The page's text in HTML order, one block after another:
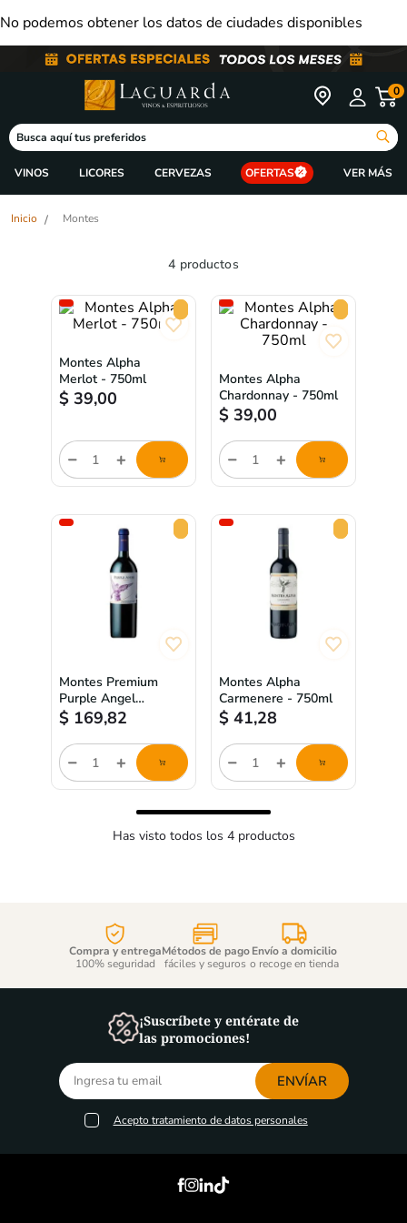
No podemos obtener los datos de ciudades disponibles
0
Busca aquí tus preferidos
VINOS LICORES CERVEZAS OFERTAS
Montes
4 productos
ORDENAR POR
Montes Alpha
Merlot - 750ml
$ 39,00
store/product-
list.quantityStepper.label
Montes Alpha
Chardonnay - 750ml
$ 39,00
store/product-
list.quantityStepper.label
Montes Premium
Purple Angel
Carmenere - 750ml
$ 169,82
store/product-
list.quantityStepper.label
Montes Alpha
Carmenere - 750ml
$ 41,28
store/product-
list.quantityStepper.label
Has visto todos los 4productos
Compra y entrega
100% seguridad
Métodos de pago
fáciles y seguros
Envío a domicilio
o recoge en tienda
¡Suscríbete y entérate de
las promociones!
ENVÍAR
Acepto tratamiento de datos personales